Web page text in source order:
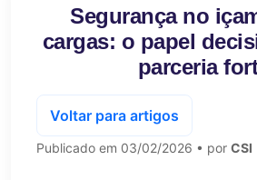
Segurança no
cargas: o papel
parceria
Voltar para artigos
Publicado em 03/02/2026 • por CSI